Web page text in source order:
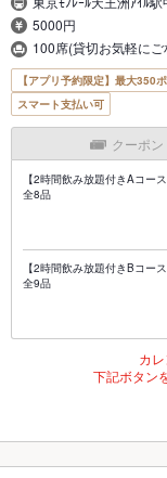
5000円
100席(貸切お気軽に
【アプリ予約限定】最大350
スマート支払い可
クーポン
【2時間飲み放題付きAコ
全8品
【2時間飲み放題付きBコ
全9品
カ
下記ボタン